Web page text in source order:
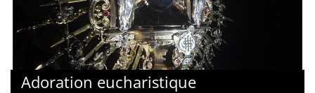
Adoration eucharistique